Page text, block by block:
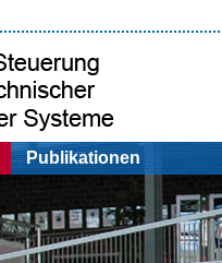
Publikationen